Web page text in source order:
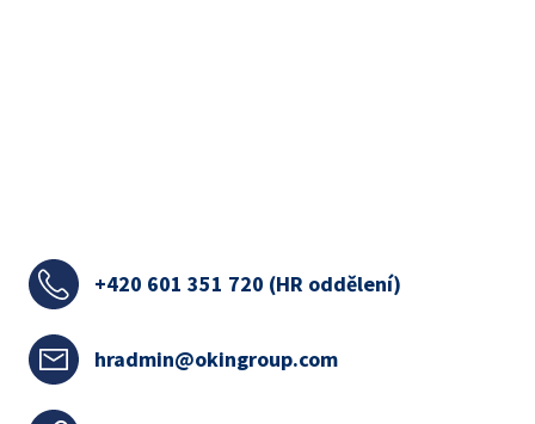
+420 601 351 720 (HR oddělení)
hradmin@okingroup.com